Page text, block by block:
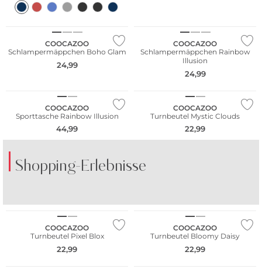
COOCAZOO
Schlampermäppchen Boho Glam
24,99
COOCAZOO
Schlampermäppchen Rainbow
Illusion
24,99
COOCAZOO
Sporttasche Rainbow Illusion
44,99
COOCAZOO
Turnbeutel Mystic Clouds
22,99
Shopping-Erlebnisse
COOCAZOO
Turnbeutel Pixel Blox
22,99
COOCAZOO
Turnbeutel Bloomy Daisy
22,99